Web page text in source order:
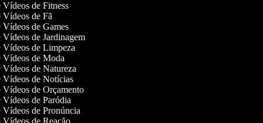
Vídeos de Fitness
Vídeos de Fã
Vídeos de Games
Vídeos de Jardinagem
Vídeos de Limpeza
Vídeos de Moda
Vídeos de Natureza
Vídeos de Notícias
Vídeos de Orçamento
Vídeos de Paródia
Vídeos de Pronúncia